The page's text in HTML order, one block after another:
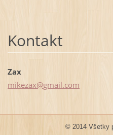
Kontakt
Zax
mikezax@gmail.com
© 2014 Všetky